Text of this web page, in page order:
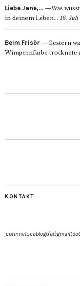
Liebe Jane,…
Was
in deinem Leben... 16. Juli
Beim Frisör
Gestern
Wimpernfarbe trocknete
KONTAKT